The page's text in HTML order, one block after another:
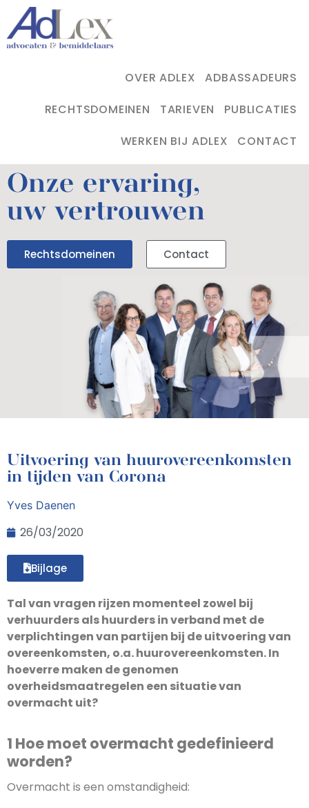
OVER ADLEX
ADBASSADEURS
RECHTSDOMEINEN
TARIEVEN
PUBLICATIES
WERKEN BIJ ADLEX
CONTACT
Onze ervaring,
uw vertrouwen
Rechtsdomeinen Contact
Uitvoering van huurovereenkomsten
in tijden van Corona
Yves Daenen
26/03/2020
Bijlage
Tal van vragen rijzen momenteel zowel bij
verhuurders als huurders in verband met de
verplichtingen van partijen bij de uitvoering van
overeenkomsten, o.a. huurovereenkomsten. In
hoeverre maken de genomen
overheidsmaatregelen een situatie van
overmacht uit?
1 Hoe moet overmacht gedefinieerd
worden?
Overmacht is een omstandigheid: